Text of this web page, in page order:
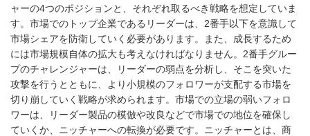
ャーの4つのポジションと、それぞれ取るべき戦略を想定していま
す。市場でのトップ企業であるリーダーは、2番手以下を意識して
市場シェアを防衛していく必要があります。また、成長するため
には市場規模自体の拡大も考えなければなりません。2番手グルー
プのチャレンジャーは、リーダーの弱点を分析し、そこを突いた
攻撃を行うとともに、より小規模のフォロワーが支配する市場を
切り崩していく戦略が求められます。市場での立場の弱いフォロ
ワーは、リーダー製品の模倣や改良などで市場での地位を確保し
ていくか、ニッチャーへの転換が必要です。ニッチャーとは、商